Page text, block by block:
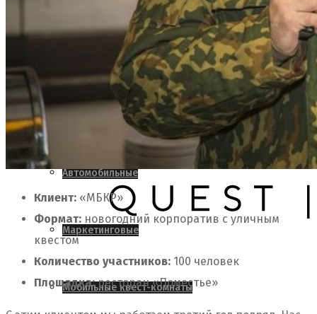
Тимбилдинги
Иммерсивные
Автомобильные
Маркетинговые
Мобильные квест-комнаты
Клиент: «МБКР»
Формат: новогодний корпоратив с уличным
квестом
Количество участников: 100 человек
Площадка:ресторан «Поместье»